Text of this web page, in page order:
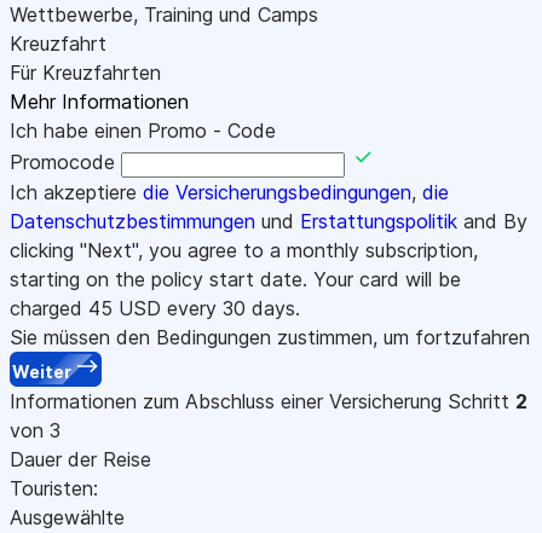
Wettbewerbe, Training und Camps
Kreuzfahrt
Für Kreuzfahrten
Mehr Informationen
Ich habe einen Promo - Code
Promocode
Ich akzeptiere die Versicherungsbedingungen, die
Datenschutzbestimmungen und Erstattungspolitik and By
clicking "Next", you agree to a monthly subscription,
starting on the policy start date. Your card will be
charged 45 USD every 30 days.
Sie müssen den Bedingungen zustimmen, um fortzufahren
Weiter
Informationen zum Abschluss einer Versicherung Schritt 2
von 3
Dauer der Reise
Touristen:
Ausgewählte